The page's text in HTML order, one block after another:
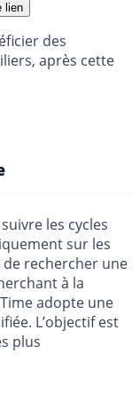
lien
des
après cette
les cycles
sur les
de rechercher une
à la
adopte une
L’objectif est
plus